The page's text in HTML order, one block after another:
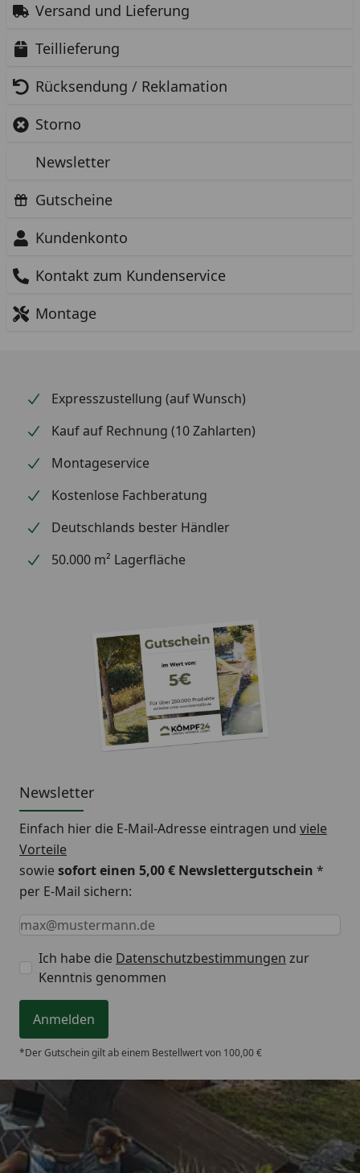
Versand und Lieferung
Teillieferung
Rücksendung / Reklamation
Storno
Newsletter
Gutscheine
Kundenkonto
Kontakt zum Kundenservice
Montage
Expresszustellung (auf Wunsch)
Kauf auf Rechnung (10 Zahlarten)
Montageservice
Kostenlose Fachberatung
Deutschlands bester Händler
50.000 m² Lagerfläche
Newsletter
Einfach hier die E-Mail-Adresse eintragen und viele
Vorteile
sowiesofort einen 5,00 € Newslettergutschein *
per E-Mail sichern:
Keine Eingabe erforderlich
Eingabe erforderlich
E-Mail *
Ich habe die Datenschutzbestimmungen zur
Kenntnis genommen
Anmelden
*Der Gutschein gilt ab einem Bestellwert von 100,00 €
Trusted Shops